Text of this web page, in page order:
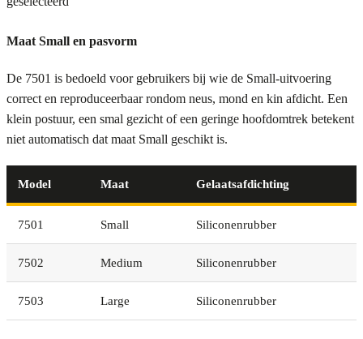
Maat Small en pasvorm
De 7501 is bedoeld voor gebruikers bij wie de Small-uitvoering
correct en reproduceerbaar rondom neus, mond en kin afdicht. Een
klein postuur, een smal gezicht of een geringe hoofdomtrek betekent
niet automatisch dat maat Small geschikt is.
Model Maat Gelaatsafdichting
7501 Small Siliconenrubber
7502 Medium Siliconenrubber
7503 Large Siliconenrubber